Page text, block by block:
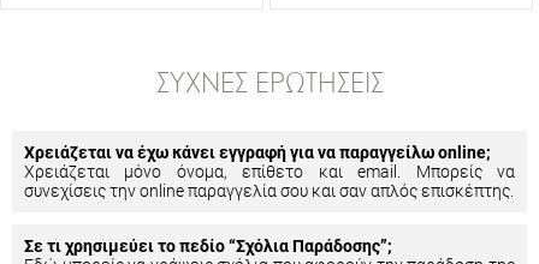
ΣΥΧΝΈΣ ΕΡΩΤΉΣΕΙΣ
Χρειάζεται να έχω κάνει εγγραφή για να παραγγείλω online;
Χρειάζεται μόνο όνομα, επίθετο και email. Μπορείς να
συνεχίσεις την online παραγγελία σου και σαν απλός επισκέπτης.
Σε τι χρησιμεύει το πεδίο “Σχόλια Παράδοσης”;